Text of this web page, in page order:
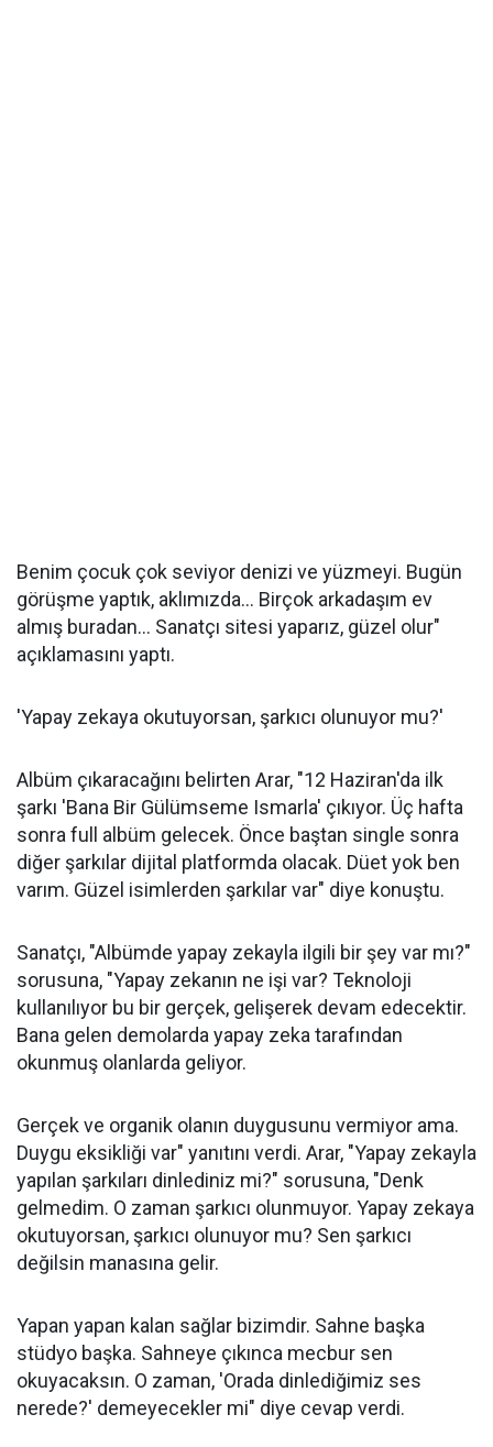
Benim çocuk çok seviyor denizi ve yüzmeyi. Bugün
görüşme yaptık, aklımızda... Birçok arkadaşım ev
almış buradan... Sanatçı sitesi yaparız, güzel olur"
açıklamasını yaptı.
'Yapay zekaya okutuyorsan, şarkıcı olunuyor mu?'
Albüm çıkaracağını belirten Arar, "12 Haziran'da ilk
şarkı 'Bana Bir Gülümseme Ismarla' çıkıyor. Üç hafta
sonra full albüm gelecek. Önce baştan single sonra
diğer şarkılar dijital platformda olacak. Düet yok ben
varım. Güzel isimlerden şarkılar var" diye konuştu.
Sanatçı, "Albümde yapay zekayla ilgili bir şey var mı?"
sorusuna, "Yapay zekanın ne işi var? Teknoloji
kullanılıyor bu bir gerçek, gelişerek devam edecektir.
Bana gelen demolarda yapay zeka tarafından
okunmuş olanlarda geliyor.
Gerçek ve organik olanın duygusunu vermiyor ama.
Duygu eksikliği var" yanıtını verdi. Arar, "Yapay zekayla
yapılan şarkıları dinlediniz mi?" sorusuna, "Denk
gelmedim. O zaman şarkıcı olunmuyor. Yapay zekaya
okutuyorsan, şarkıcı olunuyor mu? Sen şarkıcı
değilsin manasına gelir.
Yapan yapan kalan sağlar bizimdir. Sahne başka
stüdyo başka. Sahneye çıkınca mecbur sen
okuyacaksın. O zaman, 'Orada dinlediğimiz ses
nerede?' demeyecekler mi" diye cevap verdi.